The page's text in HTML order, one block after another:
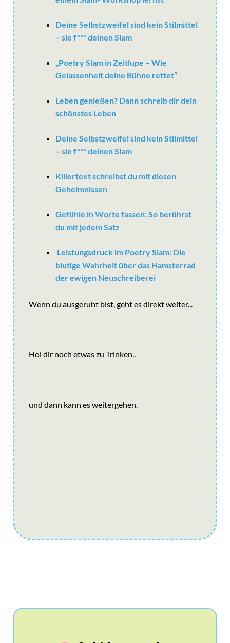
Deine Selbstzweifel sind kein Stilmittel
– sie f*** deinen Slam
„Poetry Slam in Zeitlupe – Wie
Gelassenheit deine Bühne rettet“
Leben genießen? Dann schreib dir dein
schönstes Leben
Deine Selbstzweifel sind kein Stilmittel
– sie f*** deinen Slam
Killertext schreibst du mit diesen
Geheimnissen
Gefühle in Worte fassen: So berührst
du mit jedem Satz
Leistungsdruck im Poetry Slam: Die
blutige Wahrheit über das Hamsterrad
der ewigen Neuschreiberei
Wenn du ausgeruht bist, geht es direkt weiter...
Hol dir noch etwas zu Trinken..
und dann kann es weitergehen.